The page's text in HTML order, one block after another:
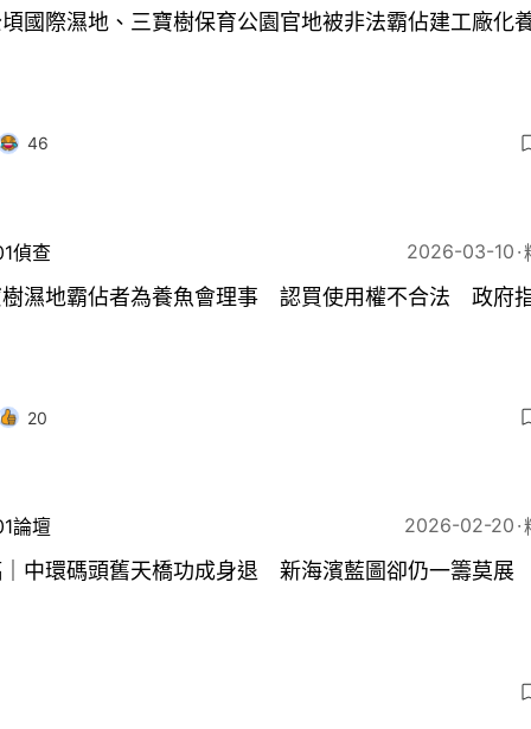
國際濕地、三寶樹保育公園官地被非法霸佔建工廠化
46
偵查 2026-03-10
濕地霸佔者為養魚會理事 認買使用權不合法 政府
20
論壇 2026-02-20
中環碼頭舊天橋功成身退 新海濱藍圖卻仍一籌莫展